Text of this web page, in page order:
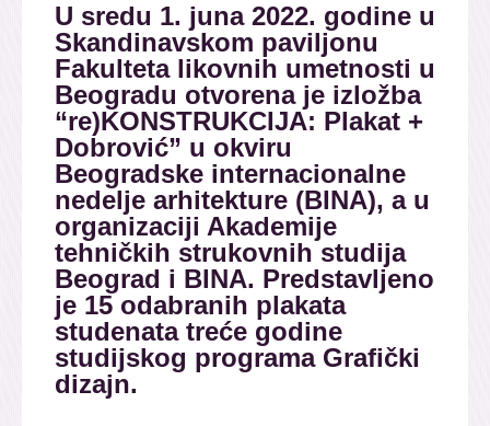
U sredu 1. juna 2022. godine u
Skandinavskom paviljonu
Fakulteta likovnih umetnosti u
Beogradu otvorena je izložba
“re)KONSTRUKCIJA: Plakat +
Dobrović” u okviru
Beogradske internacionalne
nedelje arhitekture (BINA), a u
organizaciji Akademije
tehničkih strukovnih studija
Beograd i BINA. Predstavljeno
je 15 odabranih plakata
studenata treće godine
studijskog programa Grafički
dizajn.